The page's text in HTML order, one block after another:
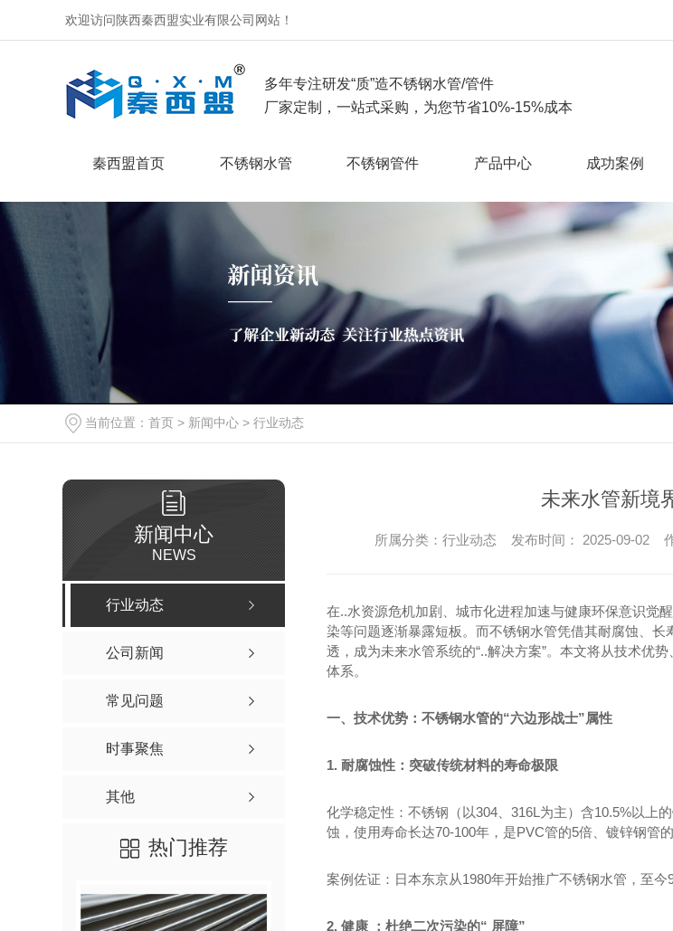
欢迎访问陕西秦西盟实业有限公司网站！
多年专注研发“质”造不锈钢水管/管件
厂家定制，一站式采购，为您节省10%-15%成本
秦西盟首页 不锈钢水管 不锈钢管件 产品中心 成功案例
当前位置： 首页 > 新闻中心 > 行业动态
新闻中心
NEWS
行业动态
公司新闻
常见问题
时事聚焦
其他
热门推荐
未来水管新境
所属分类：行业动态 发布时间： 2025-09-02
在..水资源危机加剧、城市化进程加速与健康环保意识觉
染等问题逐渐暴露短板。而不锈钢水管凭借其耐腐蚀、
透，成为未来水管系统的“..解决方案”。本文将从技术优
体系。
一、技术优势：不锈钢水管的“六边形战士”属性
1. 耐腐蚀性：突破传统材料的寿命极限
化学稳定性：不锈钢（以304、316L为主）含10.5%以上
蚀，使用寿命长达70-100年，是PVC管的5倍、镀锌钢管的
案例佐证：日本东京从1980年开始推广不锈钢水管，至
2. 健康 ：杜绝二次污染的“ 屏障”